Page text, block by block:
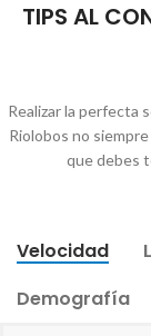
TIPS AL
Realizar la perfecta
Riolobos no
que debes
Velocidad
Demografía